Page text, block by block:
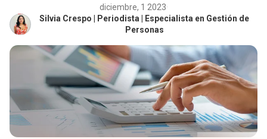
diciembre, 1 2023·
Silvia Crespo | Periodista | Especialista en Gestión de
Personas